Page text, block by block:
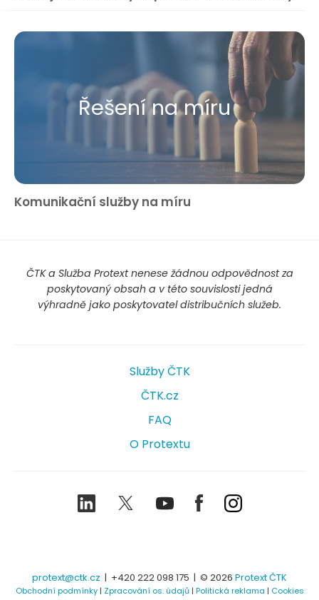
Řešení na míru
Komunikační služby na míru
ČTK a Služba Protext nenese žádnou odpovědnost za
poskytovaný obsah a v této souvislosti jedná
výhradně jako poskytovatel distribučních služeb.
Služby ČTK
ČTK.cz
FAQ
O Protextu
LinkedIn TwitterYoutubeFacebookInstagram
protext@ctk.cz | +420 222 098 175 | © 2026 Protext ČTK
Obchodní podmínky| Zpracování os. údajů| Politická reklama | Cookies